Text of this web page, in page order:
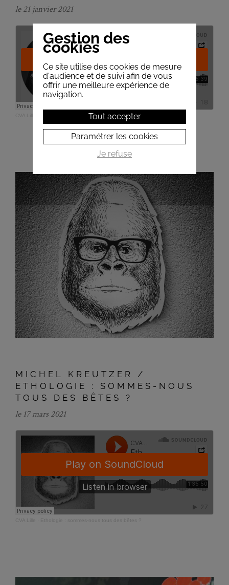
le 21 janvier 2021
CVA Lille
MICHEL KREUTZER /
ETHOLOGIE : SOMMES-NOUS
TOUS DES BÊTES ?
le 17 mars 2021
CVA Lille Ethologie : sommes-nous tous des bêtes ?
Gestion des
cookies
Ce site utilise des cookies de mesure
d'audience et de suivi afin de vous
offrir une meilleure expérience de
navigation.
Tout accepter
Paramétrer les cookies
Je refuse